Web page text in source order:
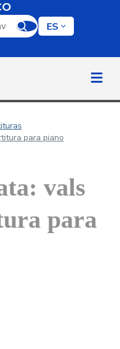
palabra clave
ES
para piano
vals
para